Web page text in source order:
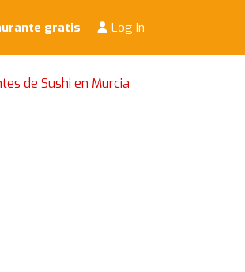
gratis Log in
de Sushi en Murcia